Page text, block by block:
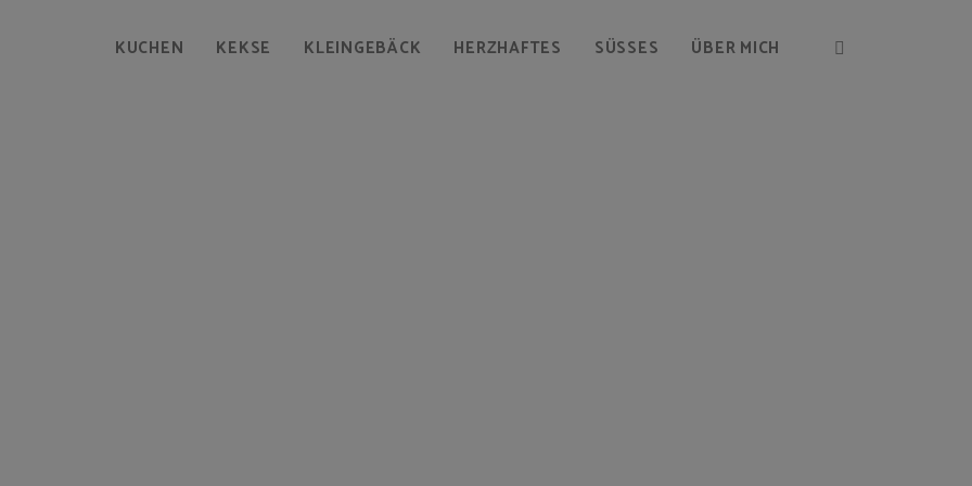
KUCHEN KEKSE KLEINGEBÄCK HERZHAFTES SÜSSES ÜBER MICH